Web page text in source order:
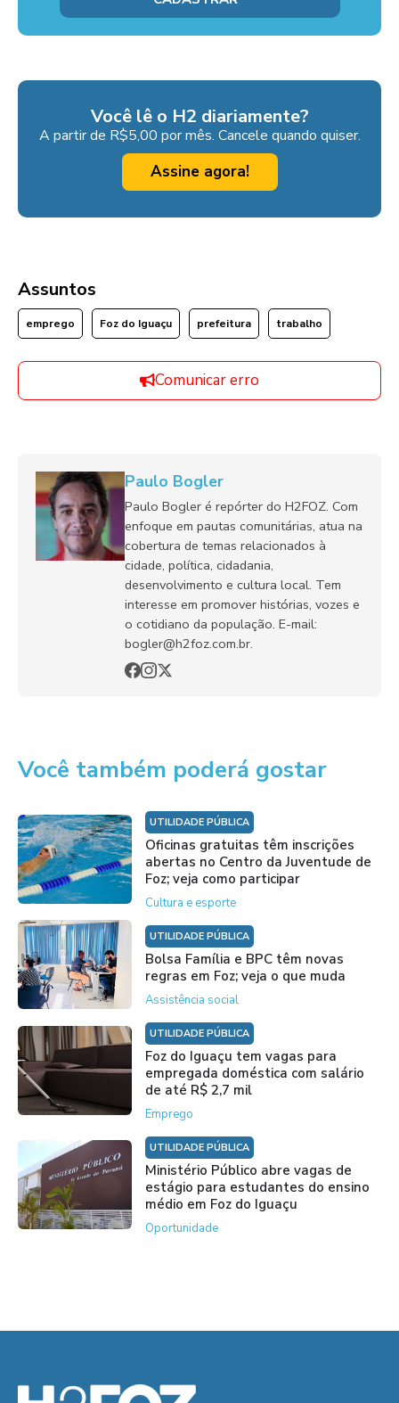
Você lê o H2 diariamente?
A partir de R$5,00 por mês. Cancele quando quiser.
Assine agora!
Assuntos
emprego Foz do Iguaçu prefeitura trabalho
Comunicar erro
Paulo Bogler
Paulo Bogler é repórter do H2FOZ. Com
enfoque em pautas comunitárias, atua na
cobertura de temas relacionados à
cidade, política, cidadania,
desenvolvimento e cultura local. Tem
interesse em promover histórias, vozes e
o cotidiano da população. E-mail:
bogler@h2foz.com.br.
Você também poderá gostar
UTILIDADE PÚBLICA
Oficinas gratuitas têm inscrições
abertas no Centro da Juventude de
Foz; veja como participar
Cultura e esporte
UTILIDADE PÚBLICA
Bolsa Família e BPC têm novas
regras em Foz; veja o que muda
Assistência social
UTILIDADE PÚBLICA
Foz do Iguaçu tem vagas para
empregada doméstica com salário
de até R$ 2,7 mil
Emprego
UTILIDADE PÚBLICA
Ministério Público abre vagas de
estágio para estudantes do ensino
médio em Foz do Iguaçu
Oportunidade